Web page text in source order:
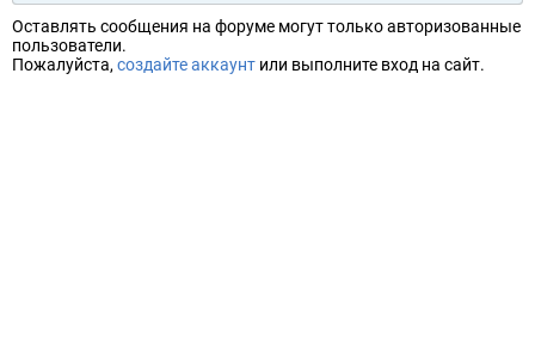
Оставлять сообщения на форуме могут только авторизованные
пользователи.
Пожалуйста, создайте аккаунт или выполните вход на сайт.